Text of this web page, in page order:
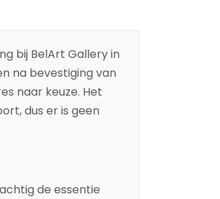
bij BelArt Gallery in
na bevestiging van
naar keuze. Het
dus er is geen
de essentie